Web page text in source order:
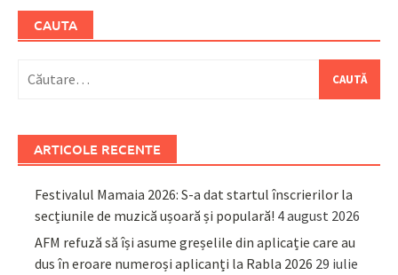
CAUTA
după:
ARTICOLE RECENTE
Festivalul Mamaia 2026: S-a dat startul înscrierilor la
secțiunile de muzică ușoară și populară! 4 august 2026
AFM refuză să își asume greșelile din aplicație care au
dus în eroare numeroși aplicanți la Rabla 2026 29 iulie